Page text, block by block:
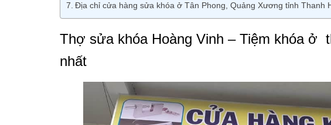
Địa chỉ cửa hàng sửa khóa ở Tân Phong, Quảng Xương tỉnh Thanh
Thợ sửa khóa Hoàng Vinh – Tiệm khóa ở
nhất